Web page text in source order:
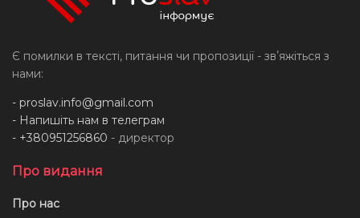
Є помилки в тексті, питання чи пропозиції - звʼяжіться з
нами:
- proslav.info@gmail.com
- Напишіть нам в телеграм
- +380951256860 - директор
Про видання
Про нас